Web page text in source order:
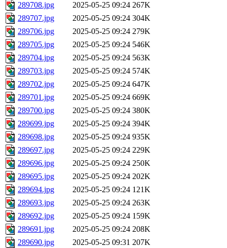
289708.jpg
2025-05-25 09:24 267K
289707.jpg
2025-05-25 09:24 304K
289706.jpg
2025-05-25 09:24 279K
289705.jpg
2025-05-25 09:24 546K
289704.jpg
2025-05-25 09:24 563K
289703.jpg
2025-05-25 09:24 574K
289702.jpg
2025-05-25 09:24 647K
289701.jpg
2025-05-25 09:24 669K
289700.jpg
2025-05-25 09:24 380K
289699.jpg
2025-05-25 09:24 394K
289698.jpg
2025-05-25 09:24 935K
289697.jpg
2025-05-25 09:24 229K
289696.jpg
2025-05-25 09:24 250K
289695.jpg
2025-05-25 09:24 202K
289694.jpg
2025-05-25 09:24 121K
289693.jpg
2025-05-25 09:24 263K
289692.jpg
2025-05-25 09:24 159K
289691.jpg
2025-05-25 09:24 208K
289690.jpg
2025-05-25 09:31 207K